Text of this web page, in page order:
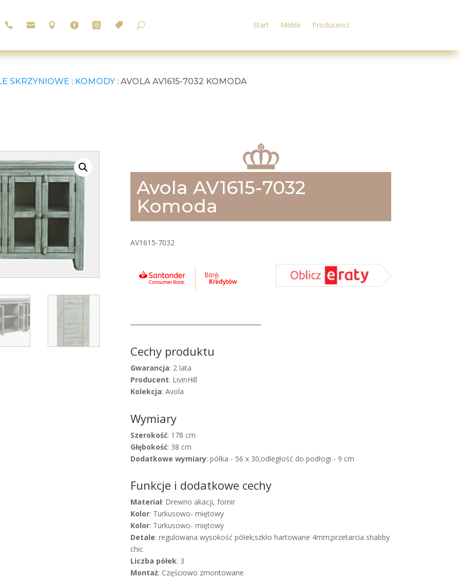
      U Start Meble Producenci
SKRZYNIOWE : KOMODY : AVOLA AV1615-7032 KOMODA
Avola AV1615-7032
Komoda
AV1615-7032
Cechy produktu
Gwarancja: 2 lata
Producent: LivinHill
Kolekcja: Avola
Wymiary
Szerokość: 178 cm
Głębokość: 38 cm
Dodatkowe wymiary: półka - 56 x 30;odległość do podłogi - 9 cm
Funkcje i dodatkowe cechy
Materiał: Drewno akacji, fornir
Kolor: Turkusowo- miętowy
Kolor: Turkusowo- miętowy
Detale: regulowana wysokość półek;szkło hartowane 4mm;przetarcia shabby
chic
Liczba półek: 3
Montaż: Częściowo zmontowane